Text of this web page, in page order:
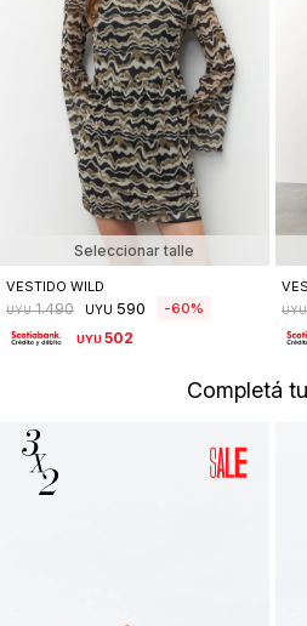
Seleccionar talle
VESTIDO WILD
UYU 1.490 UYU 590 60
UYU502
UYU
Completá